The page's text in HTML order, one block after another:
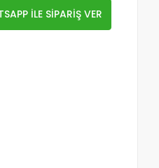
İLE SİPARİŞ VER